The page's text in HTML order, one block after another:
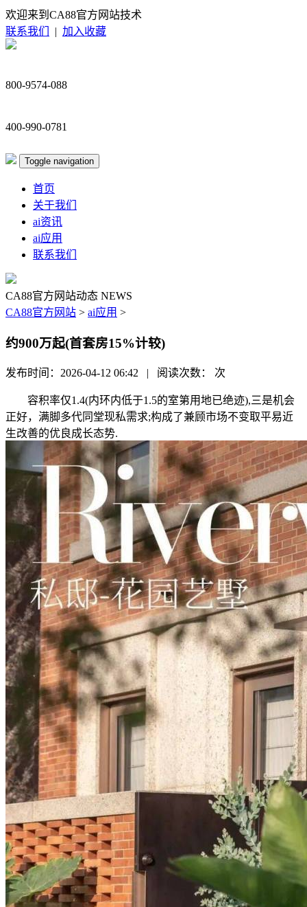
欢迎来到CA88官方网站技术
联系我们
| 加入收藏
800-9574-088
400-990-0781
Toggle navigation
首页
关于我们
ai资讯
ai应用
联系我们
CA88官方网站动态 NEWS
CA88官方网站 > ai应用 >
约900万起(首套房15%计较)
发布时间：2026-04-12 06:42 | 阅读次数： 次
容积率仅1.4(内环内低于1.5的室第用地已绝迹),三是机会
正好，满脚多代同堂现私需求;构成了兼顾市场不变取平易近
生改善的优良成长态势.